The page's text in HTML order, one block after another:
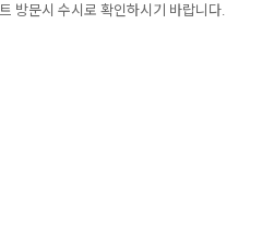
방문시 수시로 확인하시기 바랍니다.